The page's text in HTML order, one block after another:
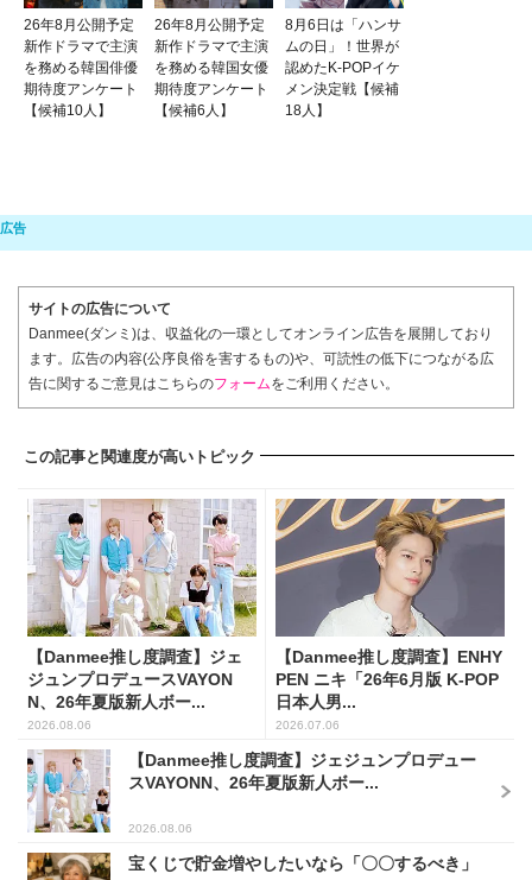
26年8月公開予定
新作ドラマで主演
を務める韓国俳優
期待度アンケート
【候補10人】
26年8月公開予定
新作ドラマで主演
を務める韓国女優
期待度アンケート
【候補6人】
8月6日は「ハンサ
ムの日」！世界が
認めたK-POPイケ
メン決定戦【候補
18人】
サイトの広告について
Danmee(ダンミ)は、収益化の一環としてオンライン広告を展開しており
ます。広告の内容(公序良俗を害するもの)や、可読性の低下につながる広
告に関するご意見はこちらのフォームをご利用ください。
この記事と関連度が高いトピック
【Danmee推し度調査】ジェ
ジュンプロデュースVAYON
N、26年夏版新人ボー...
2026.08.06
【Danmee推し度調査】ENHY
PEN ニキ「26年6月版 K-POP
日本人男...
2026.07.06
【Danmee推し度調査】ジェジュンプロデュー
スVAYONN、26年夏版新人ボー...
2026.08.06
宝くじで貯金増やしたいなら「〇〇するべき」